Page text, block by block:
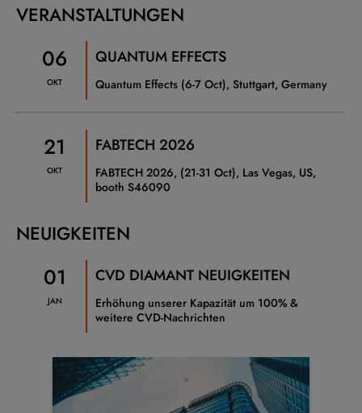
VERANSTALTUNGEN
06
OKT
QUANTUM EFFECTS
Quantum Effects (6-7 Oct), Stuttgart, Germany
21
OKT
FABTECH 2026
FABTECH 2026, (21-31 Oct), Las Vegas, US,
booth S46090
NEUIGKEITEN
01
JAN
CVD DIAMANT NEUIGKEITEN
Erhöhung unserer Kapazität um 100% &
weitere CVD-Nachrichten